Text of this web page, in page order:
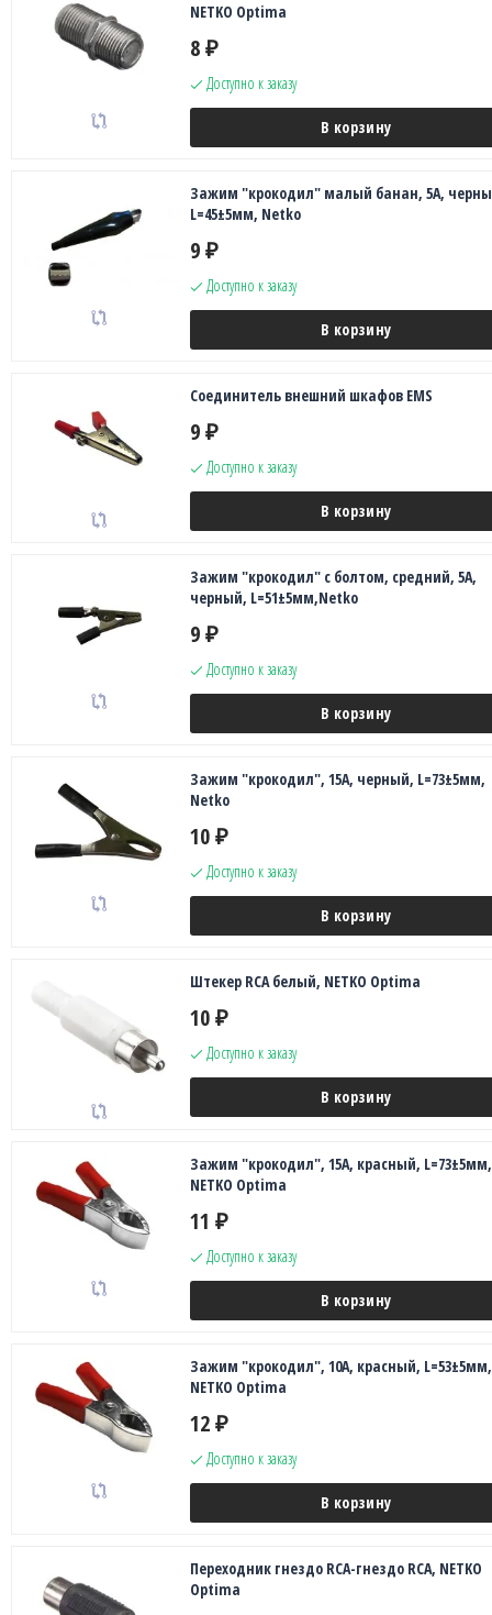
NETKO Optima
8 ₽
Доступно к заказу
В корзину
Зажим "крокодил" малый банан, 5A,
L=45±5мм, Netko
9 ₽
Доступно к заказу
В корзину
Соединитель внешний шкафов EMS
9 ₽
Доступно к заказу
В корзину
Зажим "крокодил" с болтом, средний, 5A,
черный, L=51±5мм,Netko
9 ₽
Доступно к заказу
В корзину
Зажим "крокодил", 15A, черный, L=73±5мм,
Netko
10 ₽
Доступно к заказу
В корзину
Штекер RCA белый, NETKO Optima
10 ₽
Доступно к заказу
В корзину
Зажим "крокодил", 15A, красный, L=73±5мм,
NETKO Optima
11 ₽
Доступно к заказу
В корзину
Зажим "крокодил", 10A, красный, L=53±5мм,
NETKO Optima
12 ₽
Доступно к заказу
В корзину
Переходник гнездо RCA-гнездо RCA, NETKO
Optima